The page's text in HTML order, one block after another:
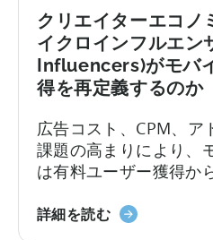
ィ
ブ
の
作
り
方」
に
つ
て
年
に
モ
バ
イ
ル
ア
プ
ポ
クリエイターエコノ
イクロインフルエ
Influencers)がモバ
得を再定義するのか
広告コスト、CPM、ア
課題の高まりにより、
は有料ユーザー獲得か
す。アプリ開発者やモ
詳細を読む「ク